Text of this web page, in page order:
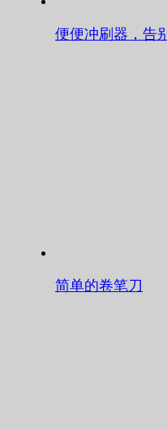
便便冲刷器，告
简单的卷笔刀